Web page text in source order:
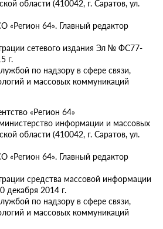
области (410042, г. Саратов, ул.
64». Главный редактор
сетевого издания Эл № ФС77-
г.
по надзору в сфере связи,
и массовых коммуникаций
«Регион 64»
информации и массовых
области (410042, г. Саратов, ул.
64». Главный редактор
средства массовой информации
2014 г.
по надзору в сфере связи,
и массовых коммуникаций